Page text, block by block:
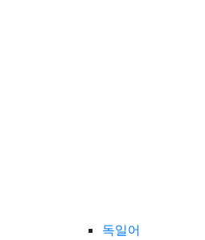
독일어